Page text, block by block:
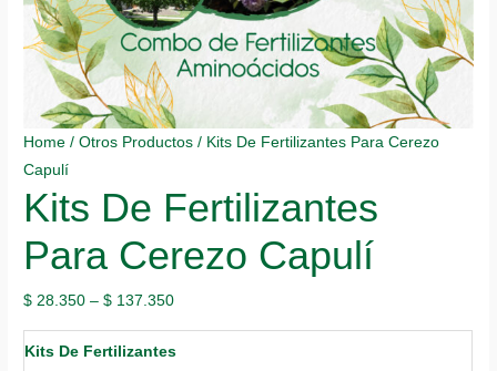
Home /Otros Productos / Kits De Fertilizantes Para Cerezo
Capulí
Kits De Fertilizantes
Para Cerezo Capulí
$ 28.350 –$ 137.350
Kits De Fertilizantes